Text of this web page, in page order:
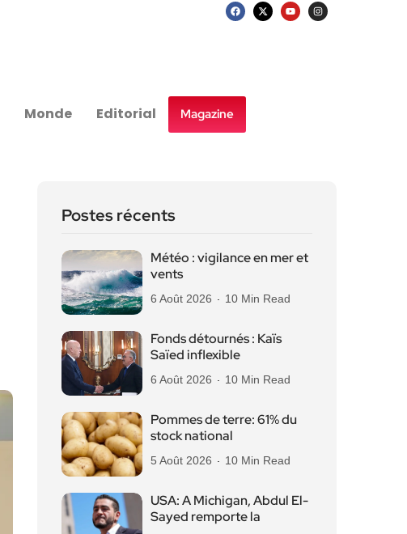
Monde Editorial Magazine
Postes récents
Météo : vigilance en mer et
vents
6 Août 2026 10 Min Read
Fonds détournés : Kaïs
Saïed inflexible
6 Août 2026 10 Min Read
Pommes de terre: 61% du
stock national
5 Août 2026 10 Min Read
USA: A Michigan, Abdul El-
Sayed remporte la